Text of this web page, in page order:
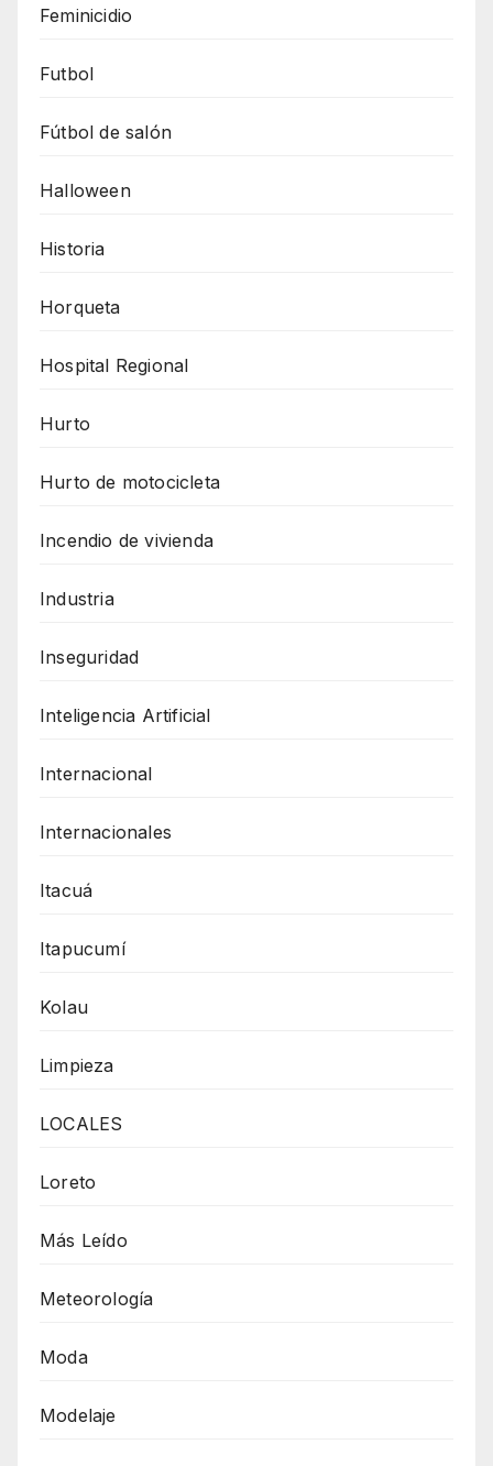
Feminicidio
Futbol
Fútbol de salón
Halloween
Historia
Horqueta
Hospital Regional
Hurto
Hurto de motocicleta
Incendio de vivienda
Industria
Inseguridad
Inteligencia Artificial
Internacional
Internacionales
Itacuá
Itapucumí
Kolau
Limpieza
LOCALES
Loreto
Más Leído
Meteorología
Moda
Modelaje